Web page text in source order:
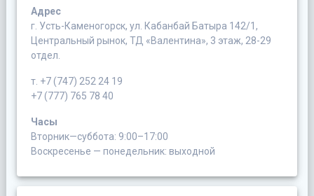
Адрес
г. Усть-Каменогорск, ул. Кабанбай Батыра 142/1,
Центральный рынок, ТД «Валентина», 3 этаж, 28-29
отдел.
т. +7 (747) 252 24 19
+7 (777) 765 78 40
Часы
Вторник—суббота: 9:00–17:00
Воскресенье — понедельник: выходной